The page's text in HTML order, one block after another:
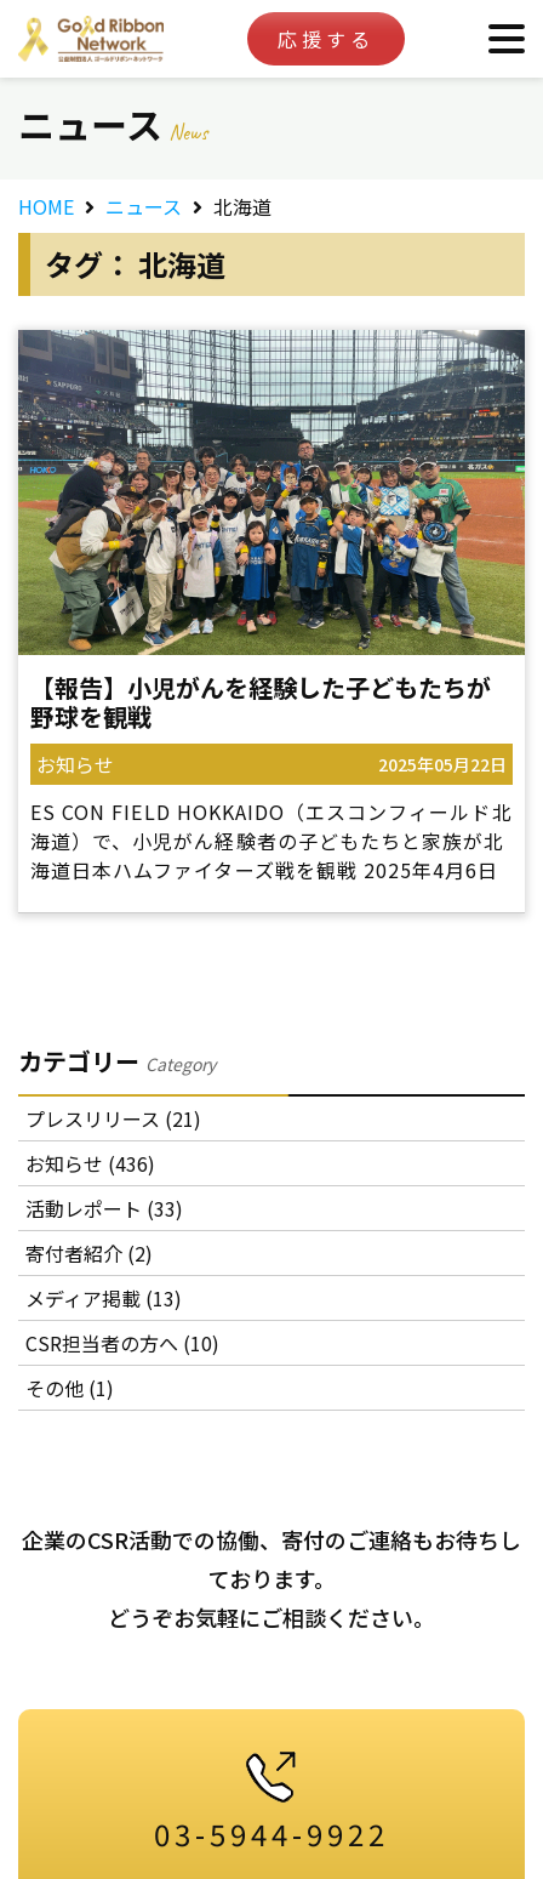
応援する
ニュース News
HOME ニュース 北海道
タグ： 北海道
【報告】小児がんを経験した子どもたちが
野球を観戦
お知らせ 2025年05月22日
ES CON FIELD HOKKAIDO（エスコンフィールド北
海道）で、小児がん経験者の子どもたちと家族が北
海道日本ハムファイターズ戦を観戦 2025年4月6日
カテゴリー Category
プレスリリース (21)
お知らせ (436)
活動レポート (33)
寄付者紹介 (2)
メディア掲載 (13)
CSR担当者の方へ (10)
その他 (1)
企業のCSR活動での協働、寄付のご連絡もお待ちし
ております。
どうぞお気軽にご相談ください。
03-5944-9922